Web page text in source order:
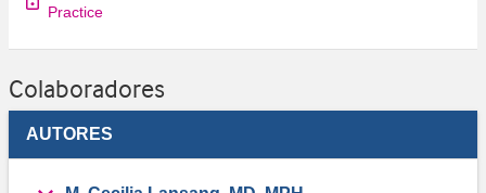
Practice
Colaboradores
AUTORES